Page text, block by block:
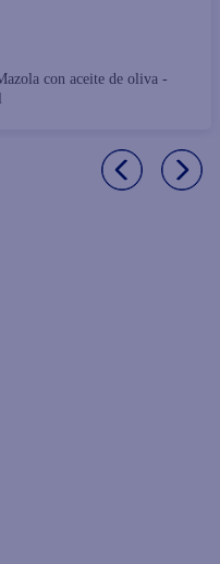
con aceite de oliva -